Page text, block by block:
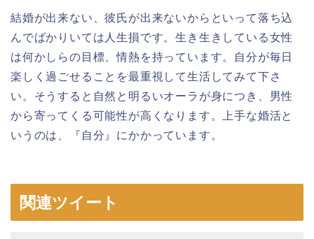
結婚が出来ない、彼氏が出来ないからといって落ち込
んでばかりいては人生損です。生き生きしている女性
は何かしらの目標、情熱を持っています。自分が毎日
楽しく過ごせることを最重視して生活してみて下さ
い。そうすると自然と明るいオーラが身につき、男性
から寄ってくる可能性が高くなります。上手な婚活と
いうのは、『自分』にかかっています。
関連ツイート